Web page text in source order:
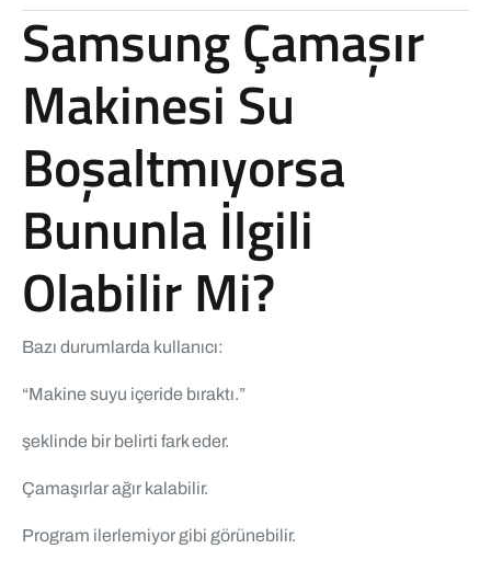
Samsung Çamaşır
Makinesi Su
Boşaltmıyorsa
Bununla İlgili
Olabilir Mi?
Bazı durumlarda kullanıcı:
“Makine suyu içeride bıraktı.”
şeklinde bir belirti fark eder.
Çamaşırlar ağır kalabilir.
Program ilerlemiyor gibi görünebilir.